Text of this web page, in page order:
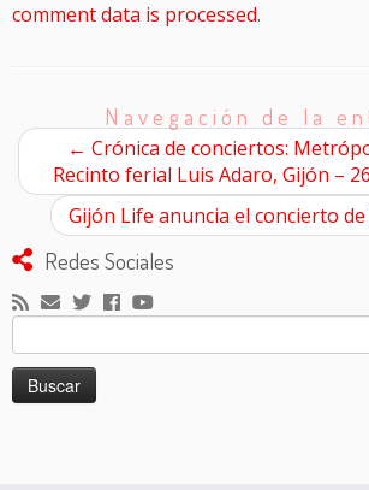
comment data is processed.
Navegación de la
← Crónica de conciertos:
Recinto ferial Luis Adaro, Gijón –
Gijón Life anuncia el concierto
Redes Sociales
Buscar: